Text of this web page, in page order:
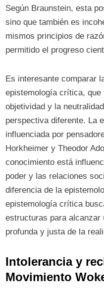
Según Braunstein, esta
sino que también es
mismos principios de
permitido el progreso
Es interesante comparar
epistemología crítica, que
objetividad y la
perspectiva diferente. La
influenciada por
Horkheimer y Theodor
conocimiento está
poder y las relaciones
diferencia de la
epistemología crítica
estructuras para alcanzar
profunda y justa de la
Intolerancia y
Movimiento